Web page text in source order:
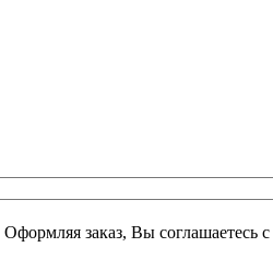
Оформляя заказ, Вы соглашаетесь с